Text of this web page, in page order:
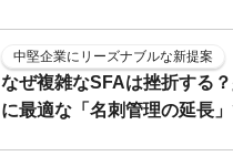
中堅企業にリーズナブルな新提案
なぜ複雑なSFAは挫折する
に最適な「名刺管理の延長